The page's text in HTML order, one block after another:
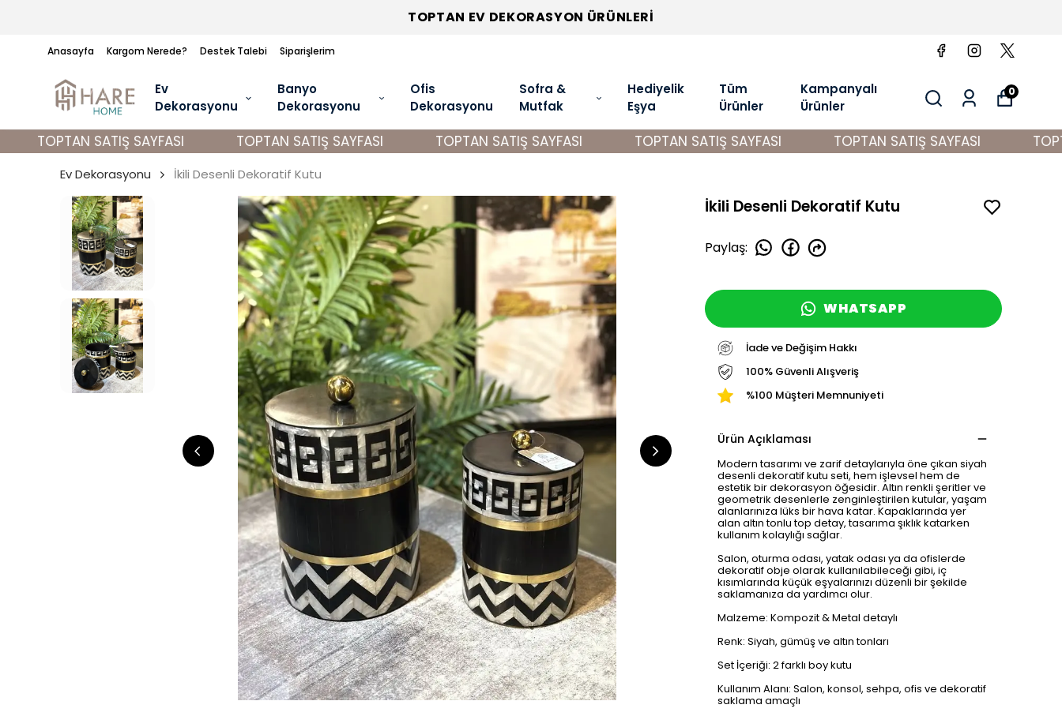
Anasayfa Kargom Nerede? Destek Talebi Siparişlerim
TOPTAN EV DEKORASYON ÜRÜNLERİ
Ev
Dekorasyonu
Banyo
Dekorasyonu
Ofis
Dekorasyonu
Sofra &
Mutfak
Hediyelik
Eşya
Tüm
Ürünler
Kampanyalı
Ürünler
0
TOPTAN SATIŞ SAYFASI TOPTAN SATIŞ SAYFASI TOPTAN SATIŞ SAYFASI TOPTAN SATIŞ SAYFASI TOPTAN SATIŞ SAYFASI
Ev Dekorasyonu İkili Desenli Dekoratif Kutu
İkili Desenli Dekoratif Kutu
Paylaş:
WHATSAPP
İade ve Değişim Hakkı
100% Güvenli Alışveriş
%100 Müşteri Memnuniyeti
Ürün Açıklaması
Modern tasarımı ve zarif detaylarıyla öne çıkan siyah
desenli dekoratif kutu seti, hem işlevsel hem de
estetik bir dekorasyon öğesidir. Altın renkli şeritler ve
geometrik desenlerle zenginleştirilen kutular, yaşam
alanlarınıza lüks bir hava katar. Kapaklarında yer
alan altın tonlu top detay, tasarıma şıklık katarken
kullanım kolaylığı sağlar.
Salon, oturma odası, yatak odası ya da ofislerde
dekoratif obje olarak kullanılabileceği gibi, iç
kısımlarında küçük eşyalarınızı düzenli bir şekilde
saklamanıza da yardımcı olur.
Malzeme: Kompozit & Metal detaylı
Renk: Siyah, gümüş ve altın tonları
Set İçeriği: 2 farklı boy kutu
Kullanım Alanı: Salon, konsol, sehpa, ofis ve dekoratif
saklama amaçlı